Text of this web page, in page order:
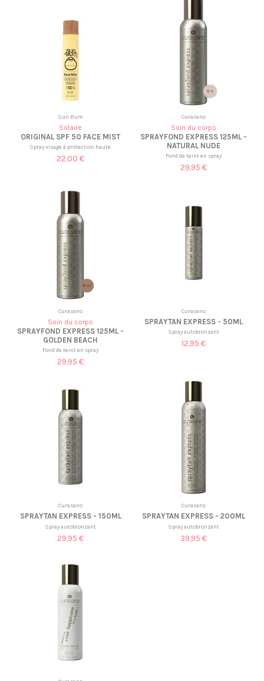
Sun Bum
Solaire
ORIGINAL SPF 50 FACE MIST
Spray visage à protection haute.
22,00 €
Curasano
Soin du corps
SPRAYFOND EXPRESS 125ML -
NATURAL NUDE
Fond de teint en spray
29,95 €
Curasano
Soin du corps
SPRAYFOND EXPRESS 125ML -
GOLDEN BEACH
Fond de teint en spray
29,95 €
Curasano
SPRAYTAN EXPRESS - 50ML
Spray autobronzant
12,95 €
Curasano
SPRAYTAN EXPRESS - 150ML
Spray autobronzant
29,95 €
Curasano
SPRAYTAN EXPRESS - 200ML
Spray autobronzant
39,95 €